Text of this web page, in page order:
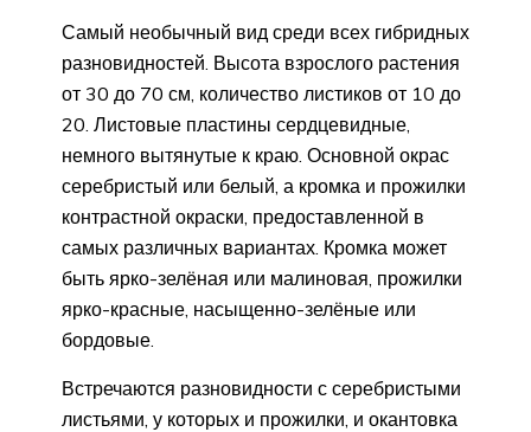
Самый необычный вид среди всех гибридных
разновидностей. Высота взрослого растения
от 30 до 70 см, количество листиков от 10 до
20. Листовые пластины сердцевидные,
немного вытянутые к краю. Основной окрас
серебристый или белый, а кромка и прожилки
контрастной окраски, предоставленной в
самых различных вариантах. Кромка может
быть ярко-зелёная или малиновая, прожилки
ярко-красные, насыщенно-зелёные или
бордовые.
Встречаются разновидности с серебристыми
листьями, у которых и прожилки, и окантовка